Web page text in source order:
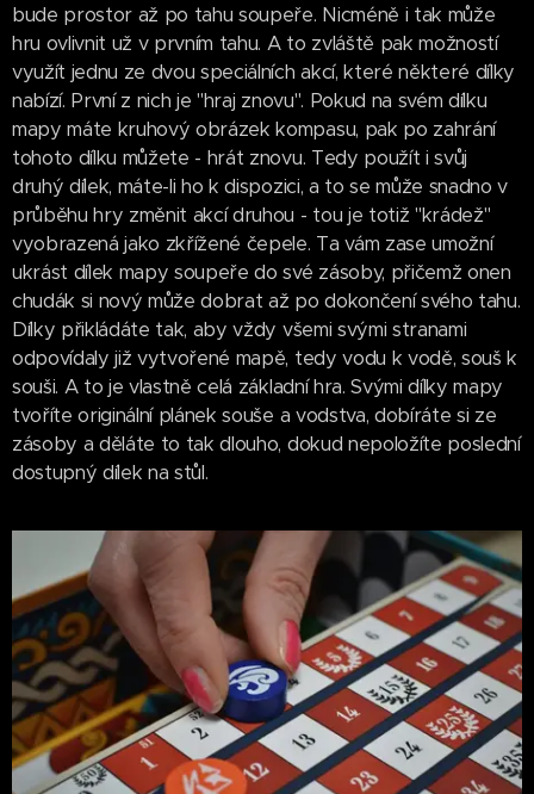
bude prostor až po tahu soupeře. Nicméně i tak může
hru ovlivnit už v prvním tahu. A to zvláště pak možností
využít jednu ze dvou speciálních akcí, které některé dílky
nabízí. První z nich je "hraj znovu". Pokud na svém dílku
mapy máte kruhový obrázek kompasu, pak po zahrání
tohoto dílku můžete - hrát znovu. Tedy použít i svůj
druhý dílek, máte-li ho k dispozici, a to se může snadno v
průběhu hry změnit akcí druhou - tou je totiž "krádež"
vyobrazená jako zkřížené čepele. Ta vám zase umožní
ukrást dílek mapy soupeře do své zásoby, přičemž onen
chudák si nový může dobrat až po dokončení svého tahu.
Dílky přikládáte tak, aby vždy všemi svými stranami
odpovídaly již vytvořené mapě, tedy vodu k vodě, souš k
souši. A to je vlastně celá základní hra. Svými dílky mapy
tvoříte originální plánek souše a vodstva, dobíráte si ze
zásoby a děláte to tak dlouho, dokud nepoložíte poslední
dostupný dílek na stůl.